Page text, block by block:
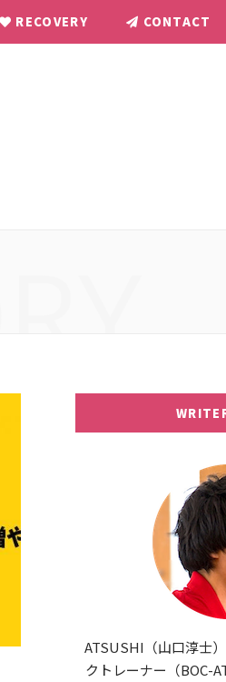
RECOVERY CONTACT
ATSUSHI（山口淳士
クトレーナー（BOC-